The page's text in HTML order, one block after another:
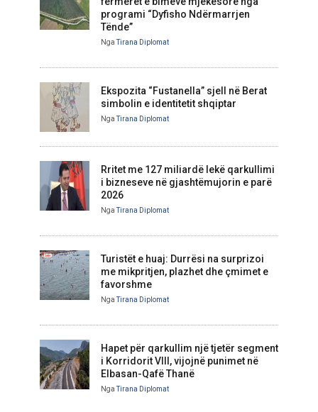
programi “Dyfisho Ndërmarrjen
Tënde”
Nga Tirana Diplomat
Ekspozita “Fustanella” sjell në Berat
simbolin e identitetit shqiptar
Nga Tirana Diplomat
Rritet me 127 miliardë lekë qarkullimi
i bizneseve në gjashtëmujorin e parë
2026
Nga Tirana Diplomat
Turistët e huaj: Durrësi na surprizoi
me mikpritjen, plazhet dhe çmimet e
favorshme
Nga Tirana Diplomat
Hapet për qarkullim një tjetër segment
i Korridorit VIII, vijojnë punimet në
Elbasan-Qafë Thanë
Nga Tirana Diplomat